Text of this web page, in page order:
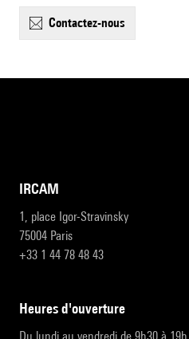
contactez-nous
IRCAM
1, place Igor-Stravinsky
75004 Paris
+33 1 44 78 48 43
heures d'ouverture